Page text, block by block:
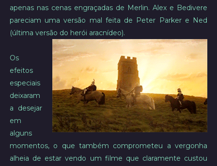
apenas nas cenas engraçadas de Merlin. Alex e Bedivere
pareciam uma versão mal feita de Peter Parker e Ned
(última versão do herói aracnídeo).
Os
efeitos
especiais
deixaram
a desejar
em
alguns
momentos, o que também comprometeu a vergonha
alheia de estar vendo um filme que claramente custou